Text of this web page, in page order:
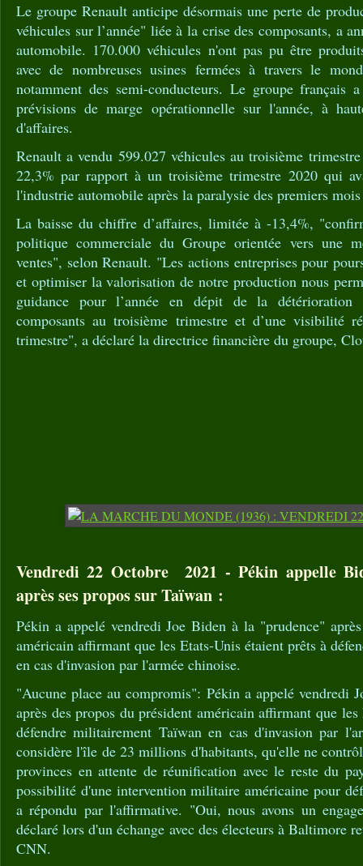
Le groupe Renault anticipe désormais une perte de
véhicules sur l’année" liée à la crise des composants, a
automobile. 170.000 véhicules n'ont pas pu être
avec de nombreuses usines fermées à travers le
notamment des semi-conducteurs. Le groupe français
prévisions de marge opérationnelle sur l'année, à
d'affaires.
Renault a vendu 599.027 véhicules au troisième
22,3% par rapport à un troisième trimestre 2020 qui
l'industrie automobile après la paralysie des premiers
La baisse du chiffre d’affaires, limitée à -13,4%,
politique commerciale du Groupe orientée vers une
ventes", selon Renault. "Les actions entreprises pour
et optimiser la valorisation de notre production nous
guidance pour l’année en dépit de la
composants au troisième trimestre et d’une visibilité
trimestre", a déclaré la directrice financière du groupe,
Vendredi 22 Octobre 2021 - Pékin appelle
après ses propos sur Taïwan :
Pékin a appelé vendredi Joe Biden à la "prudence"
américain affirmant que les Etats-Unis étaient prêts à
en cas d'invasion par l'armée chinoise.
"Aucune place au compromis": Pékin a appelé vendredi
après des propos du président américain affirmant que
défendre militairement Taïwan en cas d'invasion par
considère l'île de 23 millions d'habitants, qu'elle ne
provinces en attente de réunification avec le reste du
possibilité d'une intervention militaire américaine pour
a répondu par l'affirmative. "Oui, nous avons un
déclaré lors d'un échange avec des électeurs à Baltimore
CNN.